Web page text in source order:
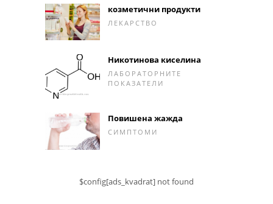
козметични продукти
ЛЕКАРСТВО
Никотинова киселина
ЛАБОРАТОРНИТЕ
ПОКАЗАТЕЛИ
Повишена жажда
СИМПТОМИ
$config[ads_kvadrat] not found